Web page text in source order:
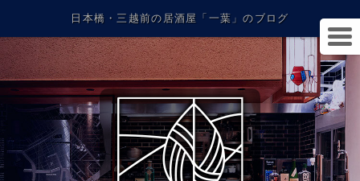
日本橋・三越前の居酒屋「一葉」のブログ